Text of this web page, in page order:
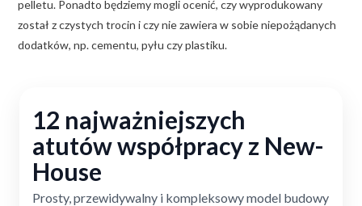
pelletu. Ponadto będziemy mogli ocenić, czy wyprodukowany
został z czystych trocin i czy nie zawiera w sobie niepożądanych
dodatków, np. cementu, pyłu czy plastiku.
12 najważniejszych
atutów współpracy z New-
House
Prosty, przewidywalny i kompleksowy model budowy